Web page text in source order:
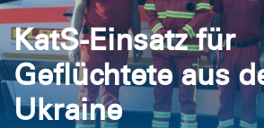
KatS-Einsatz für
Geflüchtete aus
Ukraine